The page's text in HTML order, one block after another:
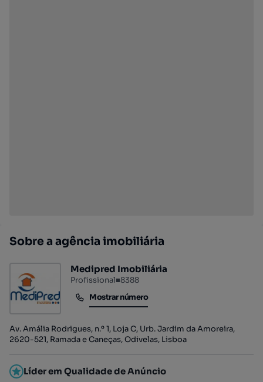
Sobre a agência imobiliária
Medipred Imobiliária
Profissional■8388
Mostrar número
Mostrar número
Av. Amália Rodrigues, n.º 1, Loja C, Urb. Jardim da Amoreira,
2620-521, Ramada e Caneças, Odivelas, Lisboa
Líder em Qualidade de Anúncio